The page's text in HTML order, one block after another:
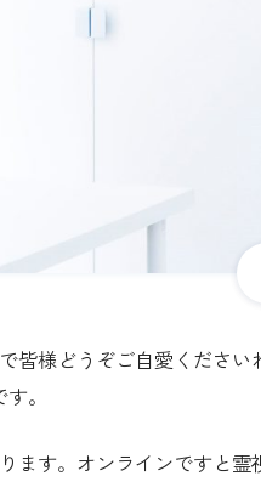
皆様どうぞご自愛ください
。
ます。オンラインですと霊